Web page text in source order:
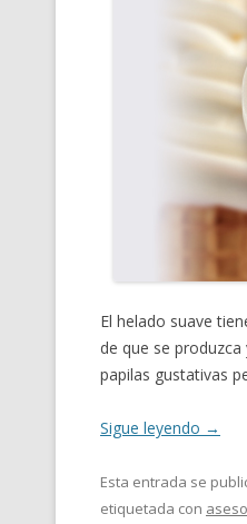
El helado suave
de que se
papilas gustativas
Sigue leyendo →
Esta entrada se
etiquetada con